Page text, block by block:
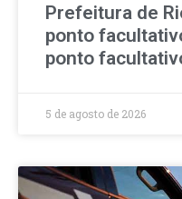
Prefeitura de
ponto
ponto
5 de agosto de 2026